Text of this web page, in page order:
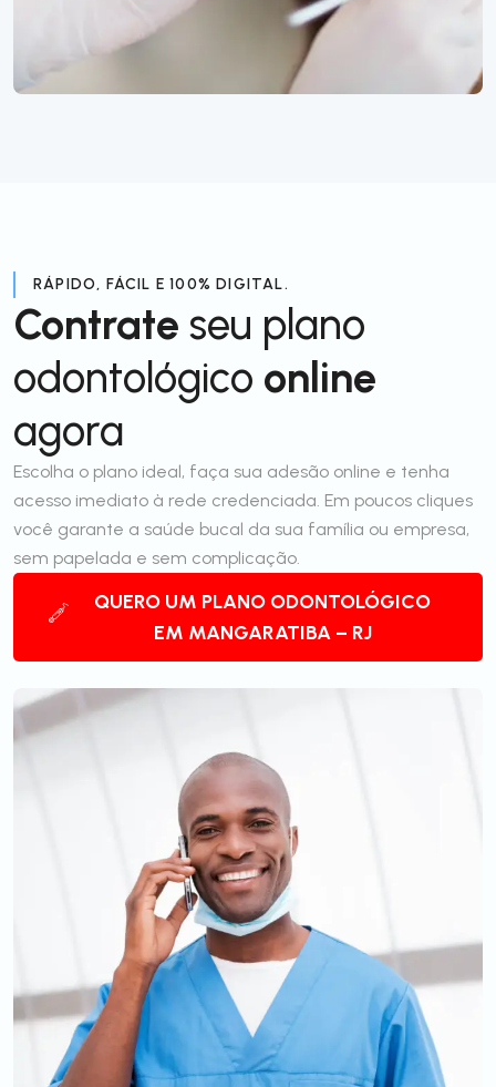
RÁPIDO, FÁCIL E 100% DIGITAL.
Contrate seu plano
odontológico online
agora
Escolha o plano ideal, faça sua adesão online e tenha
acesso imediato à rede credenciada. Em poucos cliques
você garante a saúde bucal da sua família ou empresa,
sem papelada e sem complicação.
QUERO UM PLANO ODONTOLÓGICO
EM MANGARATIBA – RJ